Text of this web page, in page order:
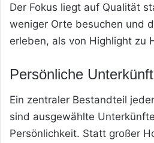
Der Fokus liegt auf Qualität
weniger Orte besuchen und
erleben, als von Highlight zu
Persönliche
Ein zentraler Bestandteil
sind ausgewählte
Persönlichkeit. Statt großer